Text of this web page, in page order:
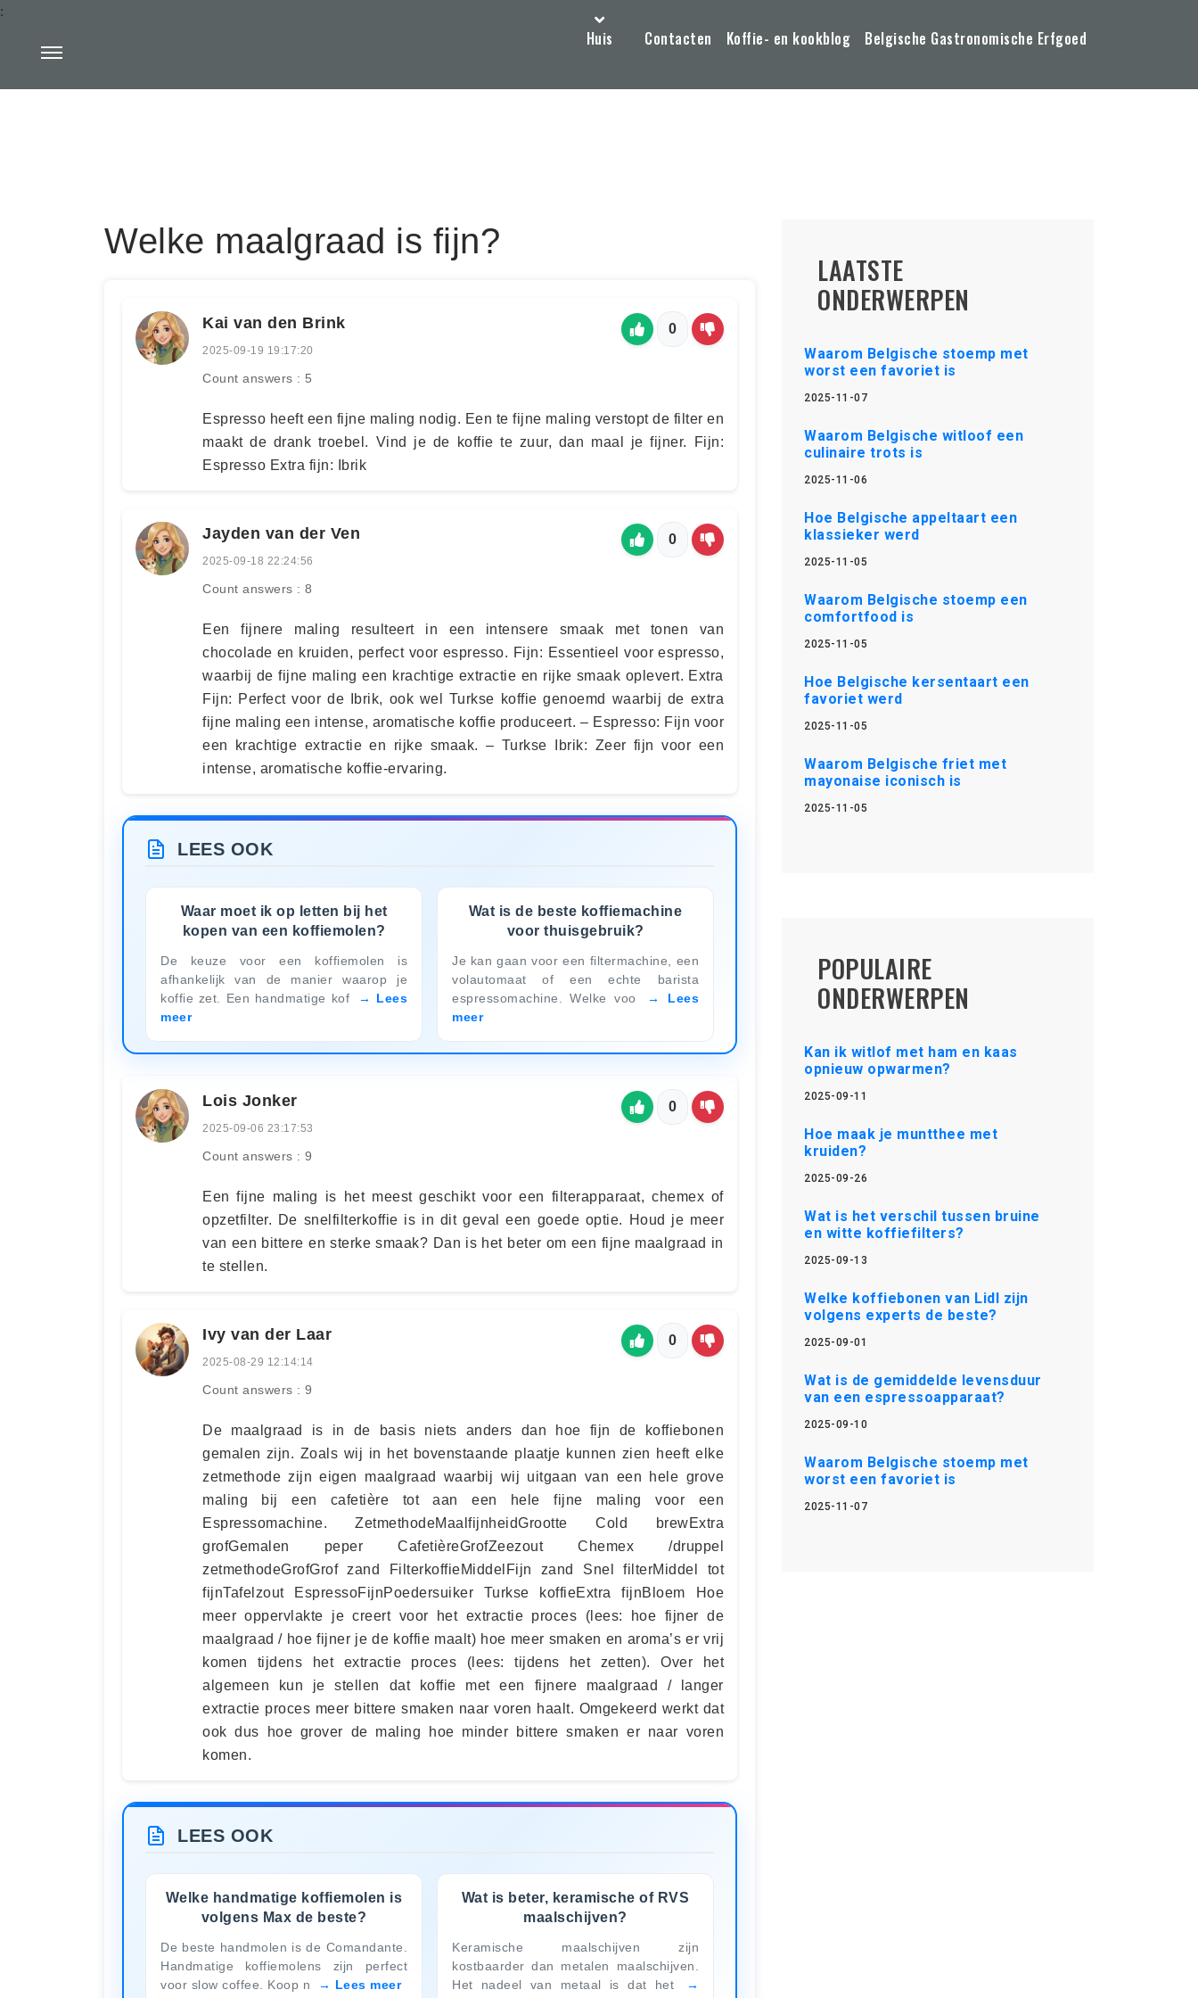
Huis Contacten Koffie- en kookblog Belgische Gastronomische Erfgoed
:
Welke maalgraad is fijn?
Kai van den Brink
2025-09-19 19:17:20
Count answers : 5
0
Espresso heeft een fijne maling nodig. Een te fijne maling verstopt de filter en
maakt de drank troebel. Vind je de koffie te zuur, dan maal je fijner. Fijn:
Espresso Extra fijn: Ibrik
Jayden van der Ven
2025-09-18 22:24:56
Count answers : 8
0
Een fijnere maling resulteert in een intensere smaak met tonen van
chocolade en kruiden, perfect voor espresso. Fijn: Essentieel voor espresso,
waarbij de fijne maling een krachtige extractie en rijke smaak oplevert. Extra
Fijn: Perfect voor de Ibrik, ook wel Turkse koffie genoemd waarbij de extra
fijne maling een intense, aromatische koffie produceert. – Espresso: Fijn voor
een krachtige extractie en rijke smaak. – Turkse Ibrik: Zeer fijn voor een
intense, aromatische koffie-ervaring.
LEES OOK
Waar moet ik op letten bij het
kopen van een koffiemolen?
De keuze voor een koffiemolen is
afhankelijk van de manier waarop je
koffie zet. Een handmatige kof
Lees
meer
Wat is de beste koffiemachine
voor thuisgebruik?
Je kan gaan voor een filtermachine, een
volautomaat of een echte barista
espressomachine. Welke voo
Lees
meer
Lois Jonker
2025-09-06 23:17:53
Count answers : 9
0
Een fijne maling is het meest geschikt voor een filterapparaat, chemex of
opzetfilter. De snelfilterkoffie is in dit geval een goede optie. Houd je meer
van een bittere en sterke smaak? Dan is het beter om een fijne maalgraad in
te stellen.
Ivy van der Laar
2025-08-29 12:14:14
Count answers : 9
0
De maalgraad is in de basis niets anders dan hoe fijn de koffiebonen
gemalen zijn. Zoals wij in het bovenstaande plaatje kunnen zien heeft elke
zetmethode zijn eigen maalgraad waarbij wij uitgaan van een hele grove
maling bij een cafetière tot aan een hele fijne maling voor een
Espressomachine. ZetmethodeMaalfijnheidGrootte Cold brewExtra
grofGemalen peper CafetièreGrofZeezout Chemex /druppel
zetmethodeGrofGrof zand FilterkoffieMiddelFijn zand Snel filterMiddel tot
fijnTafelzout EspressoFijnPoedersuiker Turkse koffieExtra fijnBloem Hoe
meer oppervlakte je creert voor het extractie proces (lees: hoe fijner de
maalgraad / hoe fijner je de koffie maalt) hoe meer smaken en aroma’s er vrij
komen tijdens het extractie proces (lees: tijdens het zetten). Over het
algemeen kun je stellen dat koffie met een fijnere maalgraad / langer
extractie proces meer bittere smaken naar voren haalt. Omgekeerd werkt dat
ook dus hoe grover de maling hoe minder bittere smaken er naar voren
komen.
LEES OOK
Welke handmatige koffiemolen is
volgens Max de beste?
De beste handmolen is de Comandante.
Handmatige koffiemolens zijn perfect
voor slow coffee. Koop n
Lees meer
Wat is beter, keramische of RVS
maalschijven?
Keramische maalschijven zijn
kostbaarder dan metalen maalschijven.
Het nadeel van metaal is dat het
LAATSTE
ONDERWERPEN
Waarom Belgische stoemp met
worst een favoriet is
2025-11-07
Waarom Belgische witloof een
culinaire trots is
2025-11-06
Hoe Belgische appeltaart een
klassieker werd
2025-11-05
Waarom Belgische stoemp een
comfortfood is
2025-11-05
Hoe Belgische kersentaart een
favoriet werd
2025-11-05
Waarom Belgische friet met
mayonaise iconisch is
2025-11-05
POPULAIRE
ONDERWERPEN
Kan ik witlof met ham en kaas
opnieuw opwarmen?
2025-09-11
Hoe maak je muntthee met
kruiden?
2025-09-26
Wat is het verschil tussen bruine
en witte koffiefilters?
2025-09-13
Welke koffiebonen van Lidl zijn
volgens experts de beste?
2025-09-01
Wat is de gemiddelde levensduur
van een espressoapparaat?
2025-09-10
Waarom Belgische stoemp met
worst een favoriet is
2025-11-07